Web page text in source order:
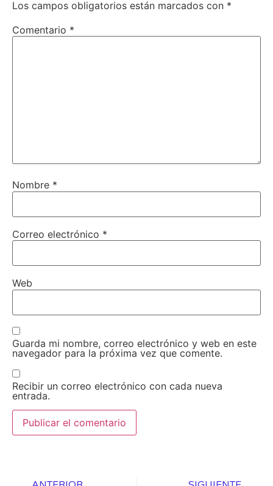
Los campos obligatorios están marcados con *
Comentario *
Nombre *
Correo electrónico *
Web
Guarda mi nombre, correo electrónico y web en este
navegador para la próxima vez que comente.
Recibir un correo electrónico con cada nueva
entrada.